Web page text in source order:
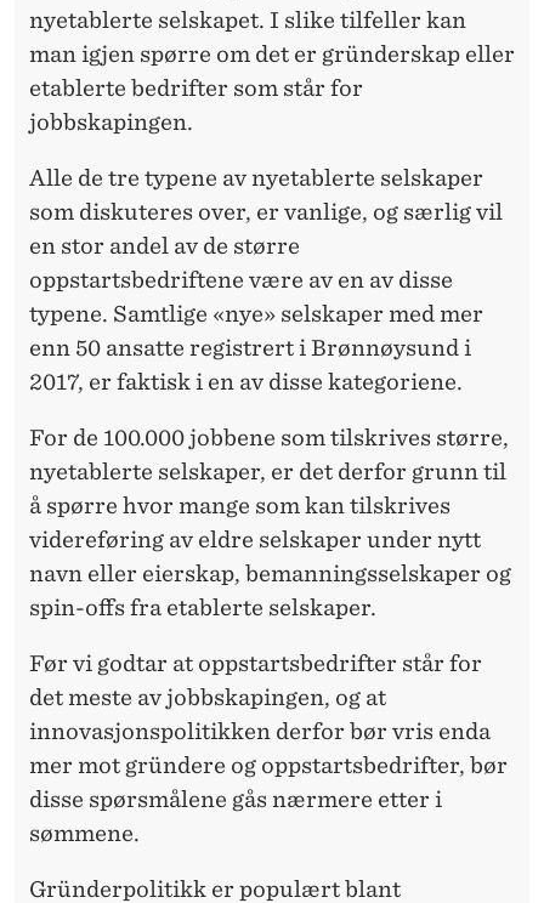
nyetablerte selskapet. I slike tilfeller kan
man igjen spørre om det er gründerskap eller
etablerte bedrifter som står for
jobbskapingen.
Alle de tre typene av nyetablerte selskaper
som diskuteres over, er vanlige, og særlig vil
en stor andel av de større
oppstartsbedriftene være av en av disse
typene. Samtlige «nye» selskaper med mer
enn 50 ansatte registrert i Brønnøysund i
2017, er faktisk i en av disse kategoriene.
For de 100.000 jobbene som tilskrives større,
nyetablerte selskaper, er det derfor grunn til
å spørre hvor mange som kan tilskrives
videreføring av eldre selskaper under nytt
navn eller eierskap, bemanningsselskaper og
spin-offs fra etablerte selskaper.
Før vi godtar at oppstartsbedrifter står for
det meste av jobbskapingen, og at
innovasjonspolitikken derfor bør vris enda
mer mot gründere og oppstartsbedrifter, bør
disse spørsmålene gås nærmere etter i
sømmene.
Gründerpolitikk er populært blant